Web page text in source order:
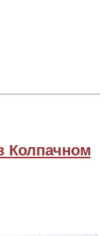
Колпачном